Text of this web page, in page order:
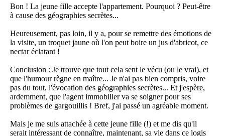
Bon ! La jeune fille accepte l'appartement. Pourquoi ? Peut-être
à cause des géographies secrètes...
Heureusement, pas loin, il y a, pour se remettre des émotions de
la visite, un troquet jaune où l'on peut boire un jus d'abricot, ce
nectar éclatant !
Conclusion : Je trouve que tout cela sent le vécu (ou le vrai), et
que l'humour règne en maître... Je n'ai pas bien compris, voire
pas du tout, l'évocation des géographies secrètes... Et j'espère,
ardemment, que l'agent immobilier va se soigner pour ses
problèmes de gargouillis ! Bref, j'ai passé un agréable moment.
Mais je me suis attachée à cette jeune fille (!) et me dis qu'il
serait intéressant de connaître, maintenant, sa vie dans ce logis